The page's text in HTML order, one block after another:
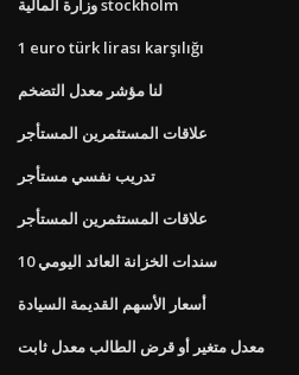
وزارة المالية stockholm
1 euro türk lirası karşılığı
لنا مؤشر معدل التضخم
علاقات المستثمرين المستأجر
تدريب نفسي مستأجر
علاقات المستثمرين المستأجر
10 سندات الخزانة العائد اليومي
أسعار الأسهم القديمة السيادة
معدل متغير أو قرض الطالب معدل ثابت